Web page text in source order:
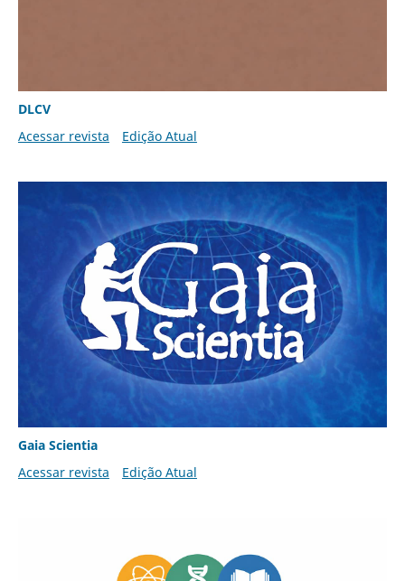
DLCV
Acessar revista
Edição Atual
Gaia Scientia
Acessar revista
Edição Atual